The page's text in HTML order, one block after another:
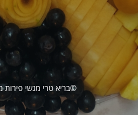
©בריא טרי מגשי פירות